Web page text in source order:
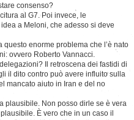
consenso?
al G7. Poi invece, le
a Meloni, che adesso si deve
enorme problema che l’è nato
ovvero Roberto Vannacci.
Il retroscena dei fastidi di
il dito contro può avere influito sulla
mancato aiuto in Iran e del no
plausibile. Non posso dirle se è vera
È vero che in un caso il